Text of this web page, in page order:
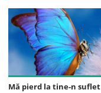
Mă pierd la tine-n suflet